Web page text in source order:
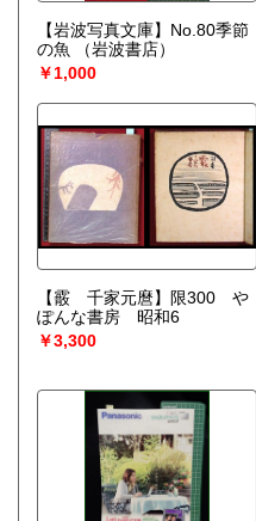
【岩波写真文庫】No.80季節
の魚
（岩波書店）
￥1,000
【霰 千家元麿】限300 や
ぽんな書房 昭和6
￥3,300